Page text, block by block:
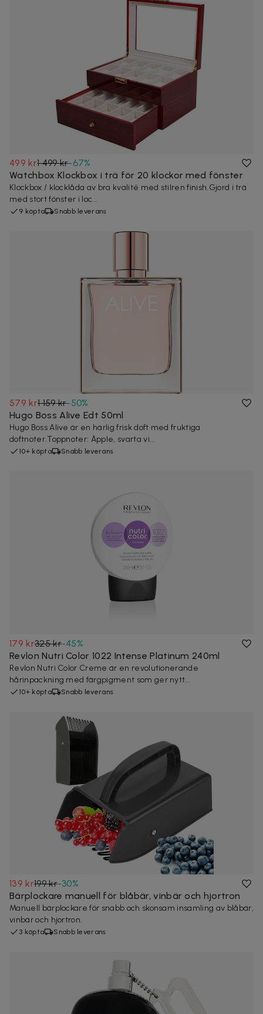
499 kr1 499 kr-67%
Watchbox Klockbox i trä för 20 klockor med fönster
Klockbox / klocklåda av bra kvalité med stilren finish.Gjord i trä
med stort fönster i loc...
9 köpta Snabb leverans
579 kr1 159 kr-50%
Hugo Boss Alive Edt 50ml
Hugo Boss Alive är en härlig frisk doft med fruktiga
doftnoter.Toppnoter: Äpple, svarta vi...
10+ köpta Snabb leverans
179 kr325 kr-45%
Revlon Nutri Color 1022 Intense Platinum 240ml
Revlon Nutri Color Creme är en revolutionerande
hårinpackning med färgpigment som ger nytt...
10+ köpta Snabb leverans
139 kr199 kr-30%
Bärplockare manuell för blåbär, vinbär och hjortron
Manuell bärplockare för snabb och skonsam insamling av blåbär,
vinbär och hjortron.
3 köpta Snabb leverans